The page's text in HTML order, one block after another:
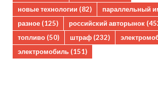
новые технологии (82) параллельный
разное (125) российский авторынок
топливо (50) штраф (232)
электромобиль (151)